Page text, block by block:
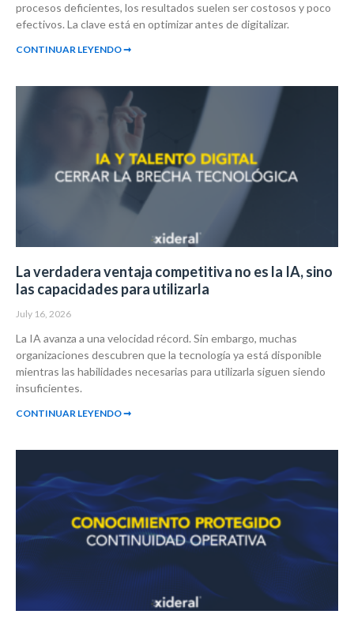
procesos deficientes, los resultados suelen ser costosos y poco
efectivos. La clave está en optimizar antes de digitalizar.
CONTINUAR LEYENDO ➞
La verdadera ventaja competitiva no es la IA, sino
las capacidades para utilizarla
July 16, 2026
La IA avanza a una velocidad récord. Sin embargo, muchas
organizaciones descubren que la tecnología ya está disponible
mientras las habilidades necesarias para utilizarla siguen siendo
insuficientes.
CONTINUAR LEYENDO ➞